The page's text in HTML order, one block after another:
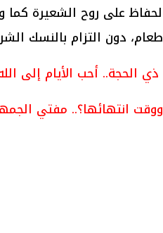
على روح الشعيرة
دون التزام بالنسك
الحجة.. أحب الأيام إلى
انتهائها؟.. مفتي